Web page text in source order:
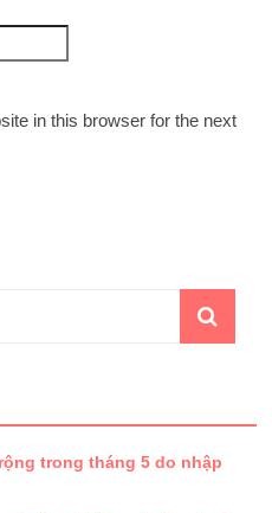
in this browser for the next
trong tháng 5 do nhập